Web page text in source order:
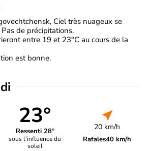
Ciel très nuageux se
de précipitations.
entre 19 et 23°C au cours de la
est bonne.
23°
Ressenti 28°
sous l’influence du
soleil
20 km/h
Rafales40 km/h